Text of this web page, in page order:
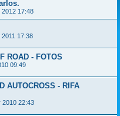
2012 17:48
2011 17:38
ROAD - FOTOS
09:49
AUTOCROSS - RIFA
2010 22:43